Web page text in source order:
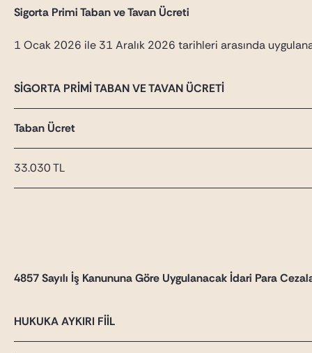
Sigorta Primi Taban ve Tavan Ücreti
1 Ocak 2026 ile 31 Aralık 2026 tarihleri arasında
SİGORTA PRİMİ TABAN VE TAVAN ÜCRETİ
Taban Ücret
33.030 TL
4857 Sayılı İş Kanununa Göre Uygulanacak İdari Para
HUKUKA AYKIRI FİİL